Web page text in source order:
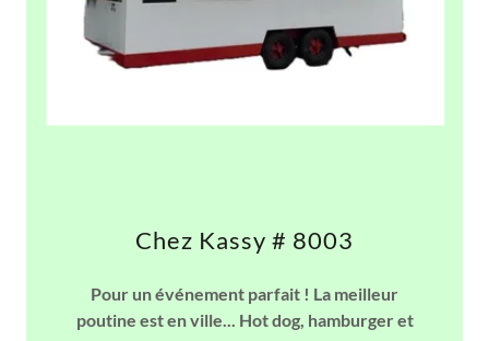
Chez Kassy # 8003
Pour un événement parfait ! La meilleur
poutine est en ville... Hot dog, hamburger et